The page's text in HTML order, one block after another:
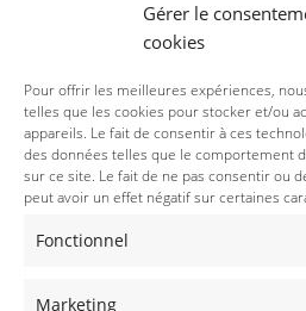
Gérer le
cookies
Pour offrir les meilleures expériences,
telles que les cookies pour stocker et/ou
appareils. Le fait de consentir à ces
des données telles que le comportement
sur ce site. Le fait de ne pas consentir ou
peut avoir un effet négatif sur certaines
Fonctionnel
Marketing
Politique des cookies (UE)
Politique de confidentialité
Nos réseaux sociaux :